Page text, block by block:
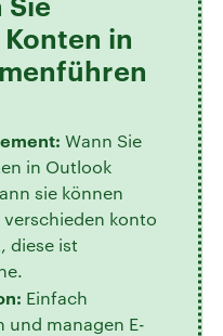
in
Wann Sie
in Outlook
sie können
konto
diese ist
Einfach
und managen E-